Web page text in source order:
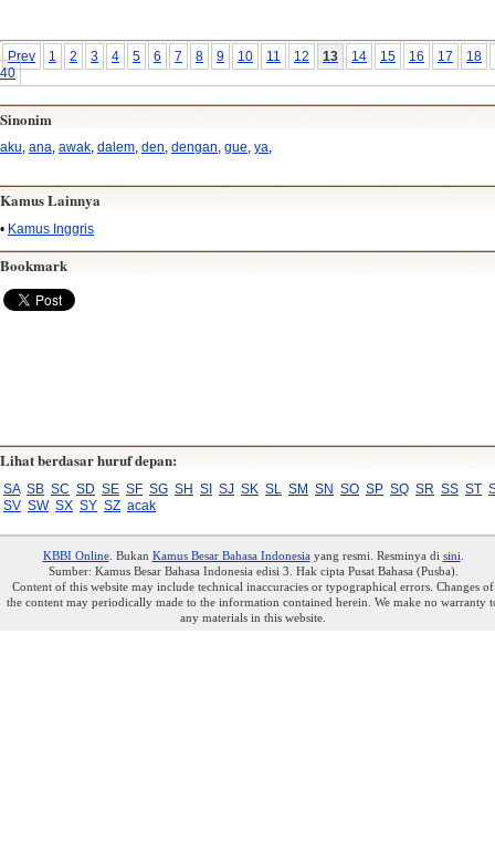
Prev 1 2 3 4 5 6 7 8 9 10 11 12 13 14 15 16 17
18
40
Sinonim
aku, ana, awak, dalem, den, dengan, gue, ya,
Kamus Lainnya
• Kamus Inggris
Bookmark
Lihat berdasar huruf depan:
SA SB SC SD SE SF SG SH SI SJ SK SL SM SN SO SP SQ SR SS ST
SV SW SX SY SZ acak
KBBI Online. Bukan Kamus Besar Bahasa Indonesiayang resmi. Resminya di sini
Sumber: Kamus Besar Bahasa Indonesia edisi 3. Hak cipta Pusat Bahasa (Pusba).
Content of this website may include technical inaccuracies or typographical errors. Changes of
the content may periodically made to the information contained herein. We make no warranty
any materials in this website.